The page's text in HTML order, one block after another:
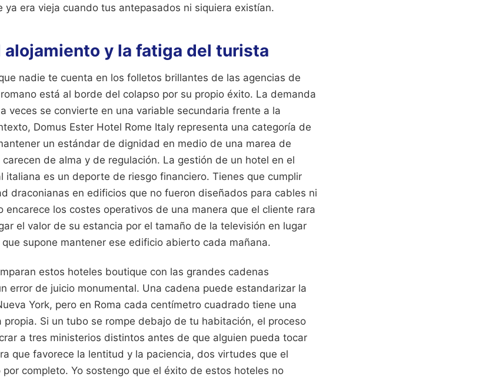
ya era vieja cuando tus antepasados ni siquiera existían.
alojamiento y la fatiga del turista
nadie te cuenta en los folletos brillantes de las agencias de
está al borde del colapso por su propio éxito. La demanda
veces se convierte en una variable secundaria frente a la
Domus Ester Hotel Rome Italy representa una categoría de
un estándar de dignidad en medio de una marea de
de alma y de regulación. La gestión de un hotel en el
italiana es un deporte de riesgo financiero. Tienes que cumplir
draconianas en edificios que no fueron diseñados para cables ni
encarece los costes operativos de una manera que el cliente rara
el valor de su estancia por el tamaño de la televisión en lugar
supone mantener ese edificio abierto cada mañana.
estos hoteles boutique con las grandes cadenas
error de juicio monumental. Una cadena puede estandarizar la
York, pero en Roma cada centímetro cuadrado tiene una
propia. Si un tubo se rompe debajo de tu habitación, el proceso
a tres ministerios distintos antes de que alguien pueda tocar
que favorece la lentitud y la paciencia, dos virtudes que el
completo. Yo sostengo que el éxito de estos hoteles no